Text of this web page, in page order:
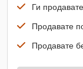
Ги
Продавате
Продавате